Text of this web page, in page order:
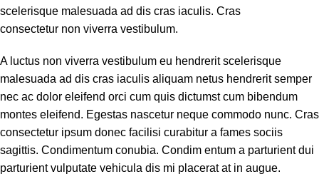
scelerisque malesuada ad dis cras iaculis. Cras
consectetur non viverra vestibulum.
A luctus non viverra vestibulum eu hendrerit scelerisque
malesuada ad dis cras iaculis aliquam netus hendrerit semper
nec ac dolor eleifend orci cum quis dictumst cum bibendum
montes eleifend. Egestas nascetur neque commodo nunc. Cras
consectetur ipsum donec facilisi curabitur a fames sociis
sagittis. Condimentum conubia. Condim entum a parturient dui
parturient vulputate vehicula dis mi placerat at in augue.